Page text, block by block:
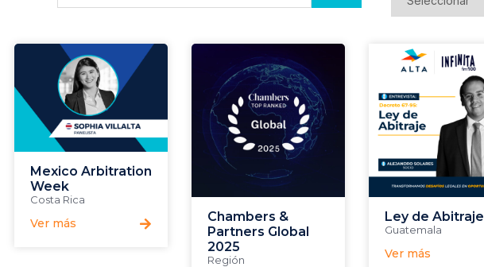
Mexico Arbitration
Week
Costa Rica
Ver más
Chambers &
Partners Global
2025
Región
Ley de Abitraje
Guatemala
Ver más